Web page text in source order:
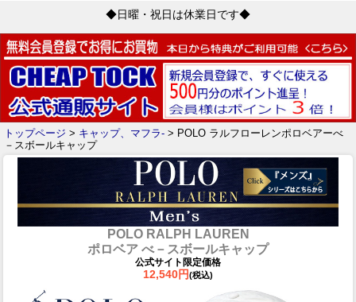
◆日曜・祝日は休業日です◆
トップページ > キャップ、マフラ- > POLO ラルフローレンポロベアーべ
－スボールキャップ
POLO RALPH LAUREN
ポロベア べ－スボールキャップ
公式サイト限定価格
12,540円(税込)